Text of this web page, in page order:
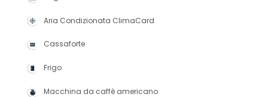
Aria Condizionata ClimaCard
Cassaforte
Frigo
Macchina da caffè americano